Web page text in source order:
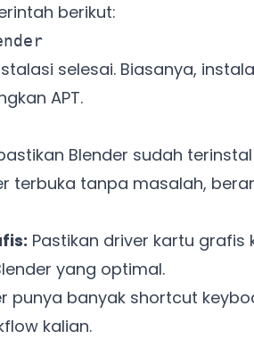
berikut:
selesai. Biasanya,
APT.
Blender sudah
terbuka tanpa masalah,
Pastikan driver kartu grafis
yang optimal.
punya banyak shortcut
kalian.
Ada Website
Khusus untuk kamu yang mau
Punya website SMM baru nih! Coba
Tanpa daftar ulang, gratis dicoba. Kamu